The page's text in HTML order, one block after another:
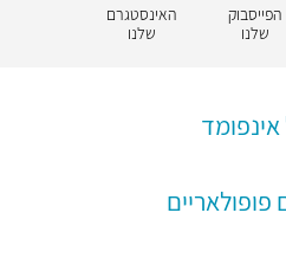
הפייסבוק
שלנו
האינסטגרם
שלנו
פופולאריים